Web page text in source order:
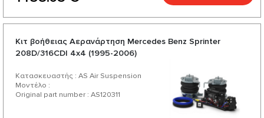
Κιτ βοήθειας Αερανάρτηση Mercedes Benz Sprinter
208D/316CDI 4x4 (1995-2006)
Κατασκευαστής : AS Air Suspension
Μοντέλο :
Original part number : AS120311